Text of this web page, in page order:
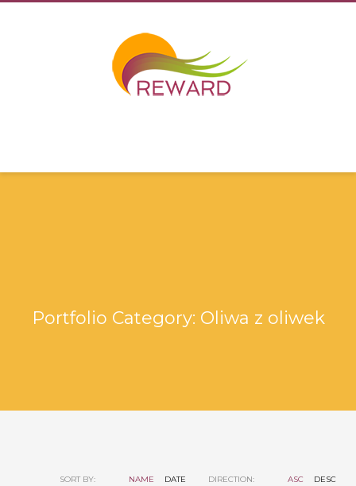
Portfolio Category: Oliwa z oliwek
SORT BY: NAME DATE DIRECTION: ASC DESC